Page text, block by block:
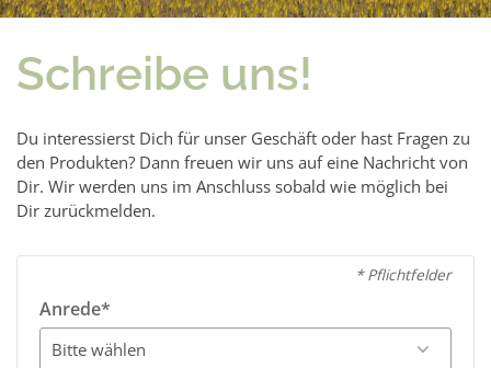
Schreibe uns!
Du interessierst Dich für unser Geschäft oder hast Fragen zu
den Produkten? Dann freuen wir uns auf eine Nachricht von
Dir. Wir werden uns im Anschluss sobald wie möglich bei
Dir zurückmelden.
* Pflichtfelder
Anrede*